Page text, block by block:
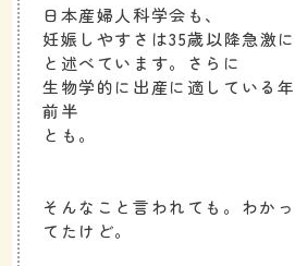
日本産婦人科学会も、
妊娠しやすさは35歳以降急激
と述べています。さらに
生物学的に出産に適している
前半
とも。
そんなこと言われても。わか
てたけど。